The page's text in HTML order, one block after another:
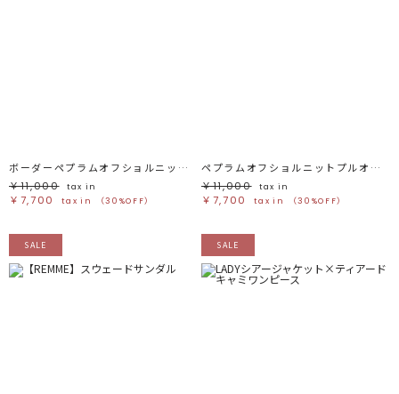
ボーダーペプラムオフショルニットプルオーバー
￥11,000
tax in
￥7,700 tax in （30%OFF）
ペプラムオフショルニットプルオーバー
￥11,000
tax in
￥7,700 tax in （30%OFF）
SALE SALE